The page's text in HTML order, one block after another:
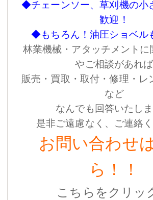
◆チェーンソー、草刈機の小
歓迎！
◆もちろん！油圧ショベル
林業機械・アタッチメントに
やご相談があれば
販売・買取・取付・修理・レ
など
なんでも回答いたしま
是非ご遠慮なく、ご連絡く
お問い合わせ
ら！！
こちらをクリッ